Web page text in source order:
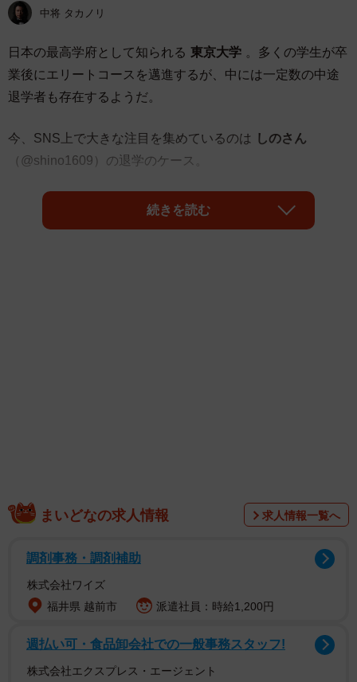
中将 タカノリ
日本の最高学府として知られる 東京大学 。多くの学生が卒
業後にエリートコースを邁進するが、中には一定数の中途
退学者も存在するようだ。
今、SNS上で大きな注目を集めているのは
しのさん
（@shino1609）の退学のケース。
続きを読む
まいどなの求人情報 求人情報一覧へ
調剤事務・調剤補助
株式会社ワイズ
福井県 越前市
派遣社員：時給1,200円
週払い可・食品卸会社での一般事務スタッフ!
株式会社エクスプレス・エージェント